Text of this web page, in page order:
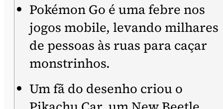
Pokémon Go é uma febre nos
jogos mobile, levando milhares
de pessoas às ruas para caçar
monstrinhos.
Um fã do desenho criou o